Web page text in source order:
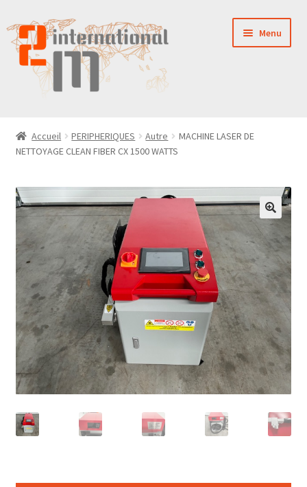
Aller
à
la
navigation
Aller
au
contenu
Menu
NOUVEAUTÉS
VENTES
PIÈCES DÉTACHÉES
CONTACT
Accueil PERIPHERIQUES Autre
MACHINE LASER DE
NETTOYAGE CLEAN FIBER CX 1500 WATTS